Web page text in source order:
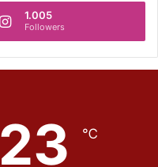
1.005
Followers
23 ℃